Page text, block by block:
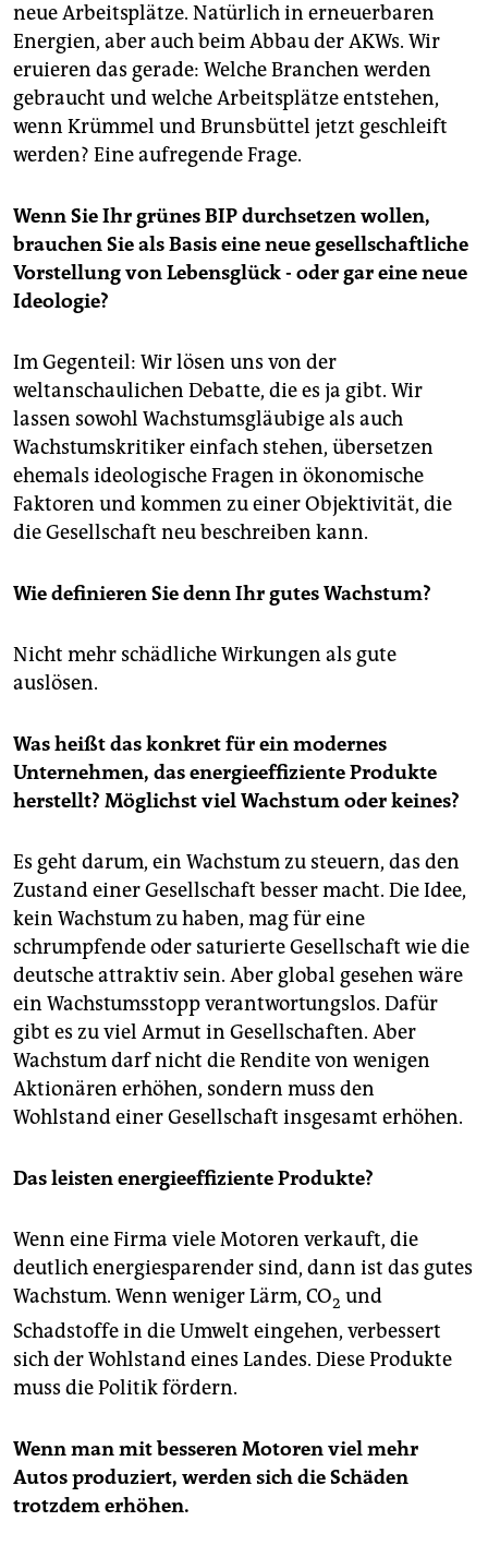
neue Arbeitsplätze. Natürlich in erneuerbaren
Energien, aber auch beim Abbau der AKWs. Wir
eruieren das gerade: Welche Branchen werden
gebraucht und welche Arbeitsplätze entstehen,
wenn Krümmel und Brunsbüttel jetzt geschleift
werden? Eine aufregende Frage.
Wenn Sie Ihr grünes BIP durchsetzen wollen,
brauchen Sie als Basis eine neue gesellschaftliche
Vorstellung von Lebensglück - oder gar eine neue
Ideologie?
Im Gegenteil: Wir lösen uns von der
weltanschaulichen Debatte, die es ja gibt. Wir
lassen sowohl Wachstumsgläubige als auch
Wachstumskritiker einfach stehen, übersetzen
ehemals ideologische Fragen in ökonomische
Faktoren und kommen zu einer Objektivität, die
die Gesellschaft neu beschreiben kann.
Wie definieren Sie denn Ihr gutes Wachstum?
Nicht mehr schädliche Wirkungen als gute
auslösen.
Was heißt das konkret für ein modernes
Unternehmen, das energieeffiziente Produkte
herstellt? Möglichst viel Wachstum oder keines?
Es geht darum, ein Wachstum zu steuern, das den
Zustand einer Gesellschaft besser macht. Die Idee,
kein Wachstum zu haben, mag für eine
schrumpfende oder saturierte Gesellschaft wie die
deutsche attraktiv sein. Aber global gesehen wäre
ein Wachstumsstopp verantwortungslos. Dafür
gibt es zu viel Armut in Gesellschaften. Aber
Wachstum darf nicht die Rendite von wenigen
Aktionären erhöhen, sondern muss den
Wohlstand einer Gesellschaft insgesamt erhöhen.
Das leisten energieeffiziente Produkte?
Wenn eine Firma viele Motoren verkauft, die
deutlich energiesparender sind, dann ist das gutes
Wachstum. Wenn weniger Lärm, CO2 und
Schadstoffe in die Umwelt eingehen, verbessert
sich der Wohlstand eines Landes. Diese Produkte
muss die Politik fördern.
Wenn man mit besseren Motoren viel mehr
Autos produziert, werden sich die Schäden
trotzdem erhöhen.